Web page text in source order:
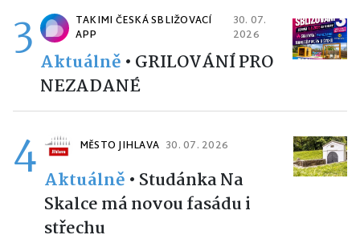
3
TAKIMI ČESKÁ SBLIŽOVACÍ
APP
30. 07.
2026
Aktuálně • GRILOVÁNÍ PRO
NEZADANÉ
4 MĚSTO JIHLAVA 30. 07. 2026
Aktuálně • Studánka Na
Skalce má novou fasádu i
střechu